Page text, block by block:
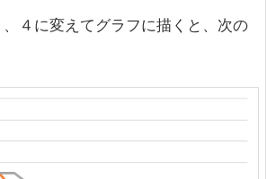
４に変えてグラフに描くと、次の